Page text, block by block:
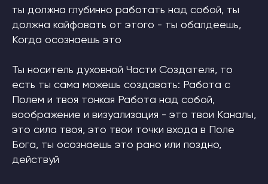
ты должна глубинно работать над собой, ты
должна кайфовать от этого - ты обалдеешь,
Когда осознаешь это
Ты носитель духовной Части Создателя, то
есть ты сама можешь создавать: Работа с
Полем и твоя тонкая Работа над собой,
воображение и визуализация - это твои Каналы,
это сила твоя, это твои точки входа в Поле
Бога, ты осознаешь это рано или поздно,
действуй